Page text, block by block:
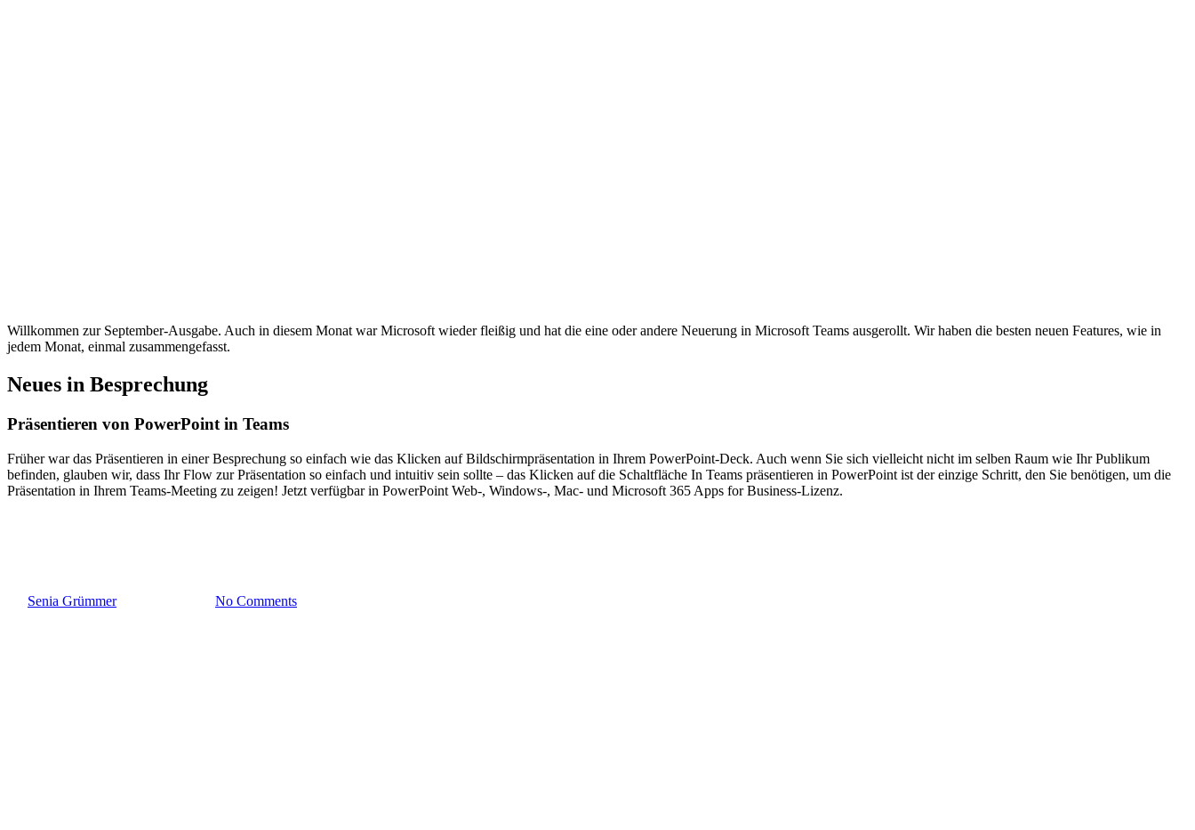
Senia Grümmer11. Oktober 2021 No Comments
Willkommen zur September-Ausgabe. Auch in diesem Monat war Microsoft wieder fleißig und hat die eine oder andere Neuerung in Microsoft Teams ausgerollt. Wir haben die besten neuen Features, wie in
jedem Monat, einmal zusammengefasst.
Neues in Besprechung
Präsentieren von PowerPoint in Teams
Früher war das Präsentieren in einer Besprechung so einfach wie das Klicken auf Bildschirmpräsentation in Ihrem PowerPoint-Deck. Auch wenn Sie sich vielleicht nicht im selben Raum wie Ihr Publikum
befinden, glauben wir, dass Ihr Flow zur Präsentation so einfach und intuitiv sein sollte – das Klicken auf die Schaltfläche In Teams präsentieren in PowerPoint ist der einzige Schritt, den Sie benötigen, um die
Präsentation in Ihrem Teams-Meeting zu zeigen! Jetzt verfügbar in PowerPoint Web-, Windows-, Mac- und Microsoft 365 Apps for Business-Lizenz.